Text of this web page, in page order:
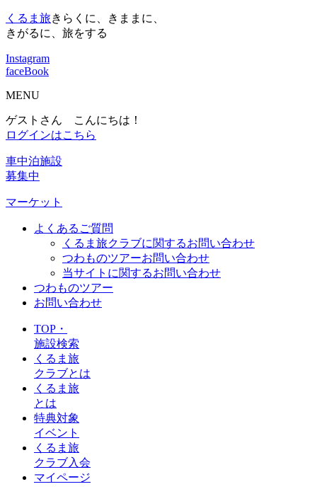
くるま旅きらくに、きままに、
きがるに、旅をする
Instagram
faceBook
MENU
ゲストさん こんにちは！
ログインはこちら
車中泊施設
募集中
マーケット
よくあるご質問
くるま旅クラブに関するお問い合わせ
つわものツアーお問い合わせ
当サイトに関するお問い合わせ
つわものツアー
お問い合わせ
TOP・
施設検索
くるま旅
クラブとは
くるま旅
とは
特典対象
イベント
くるま旅
クラブ入会
マイページ